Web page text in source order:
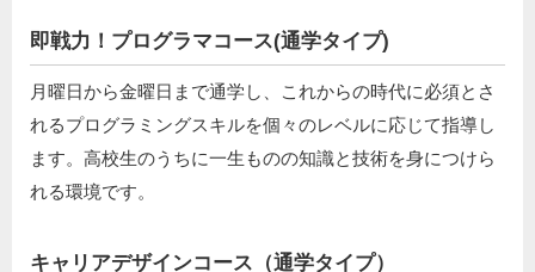
即戦力！プログラマコース(通学タイプ)
月曜日から金曜日まで通学し、これからの時代に必須とさ
れるプログラミングスキルを個々のレベルに応じて指導し
ます。高校生のうちに一生ものの知識と技術を身につけら
れる環境です。
キャリアデザインコース（通学タイプ）